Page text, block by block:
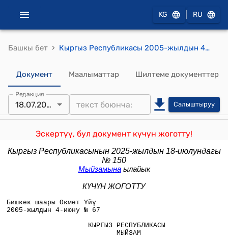
KG RU
Башкы бет › Кыргыз Республикасы 2005-жылдын 4-июну № 67 "Кыргыз Республикасынын жер кодексине өзгөртүүлөрдү жана толкутоолорду киргизүү жөнүндө" мыйзамы
Документ Маалыматтар Шилтеме документтер
Редакция
18.07.2025 Салыштыруу
Эскертүү, бул документ күчүн жоготту!